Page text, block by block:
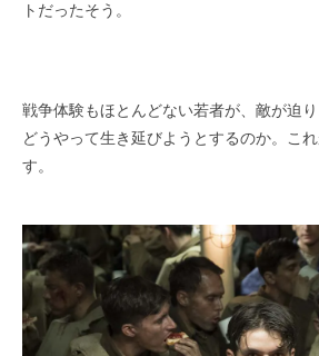
トだったそう。
戦争体験もほとんどない若者が、敵が迫り
どうやって生き延びようとするのか。こ
す。